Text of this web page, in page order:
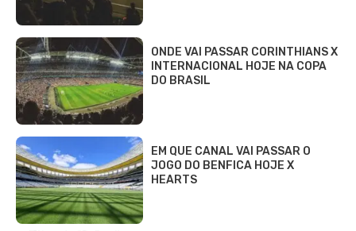
ONDE VAI PASSAR CORINTHIANS X
INTERNACIONAL HOJE NA COPA
DO BRASIL
EM QUE CANAL VAI PASSAR O
JOGO DO BENFICA HOJE X
HEARTS